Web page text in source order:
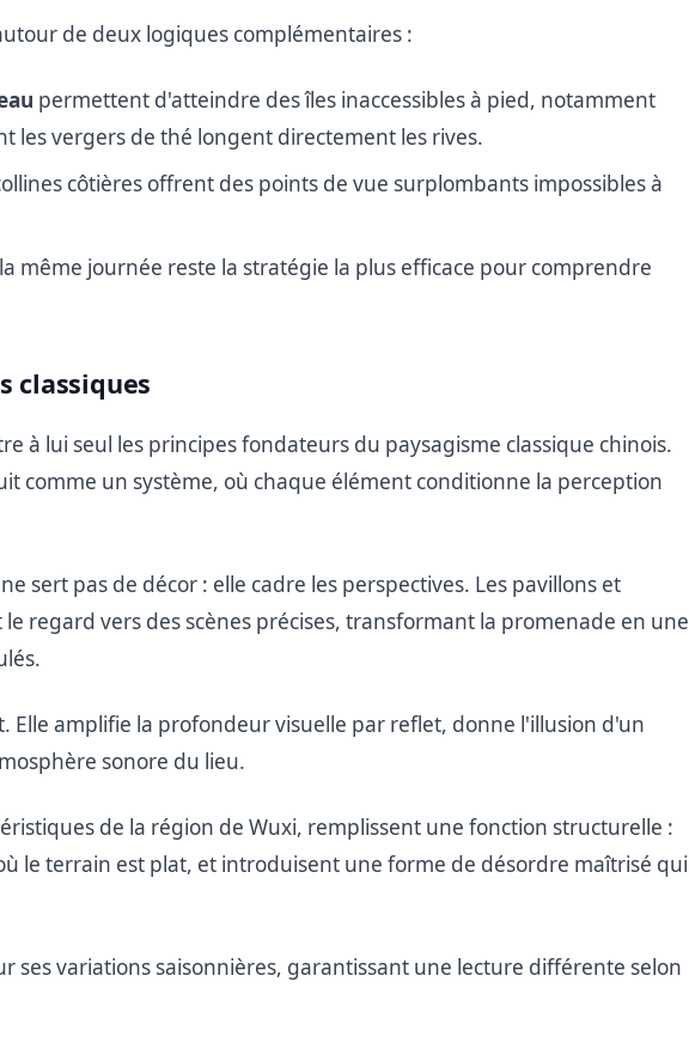
de deux logiques complémentaires :
permettent d'atteindre des îles inaccessibles à pied, notamment
les vergers de thé longent directement les rives.
côtières offrent des points de vue surplombants impossibles à
même journée reste la stratégie la plus efficace pour comprendre
classiques
à lui seul les principes fondateurs du paysagisme classique chinois.
comme un système, où chaque élément conditionne la perception
sert pas de décor : elle cadre les perspectives. Les pavillons et
regard vers des scènes précises, transformant la promenade en une
Elle amplifie la profondeur visuelle par reflet, donne l'illusion d'un
sonore du lieu.
de la région de Wuxi, remplissent une fonction structurelle :
le terrain est plat, et introduisent une forme de désordre maîtrisé qui
ses variations saisonnières, garantissant une lecture différente selon